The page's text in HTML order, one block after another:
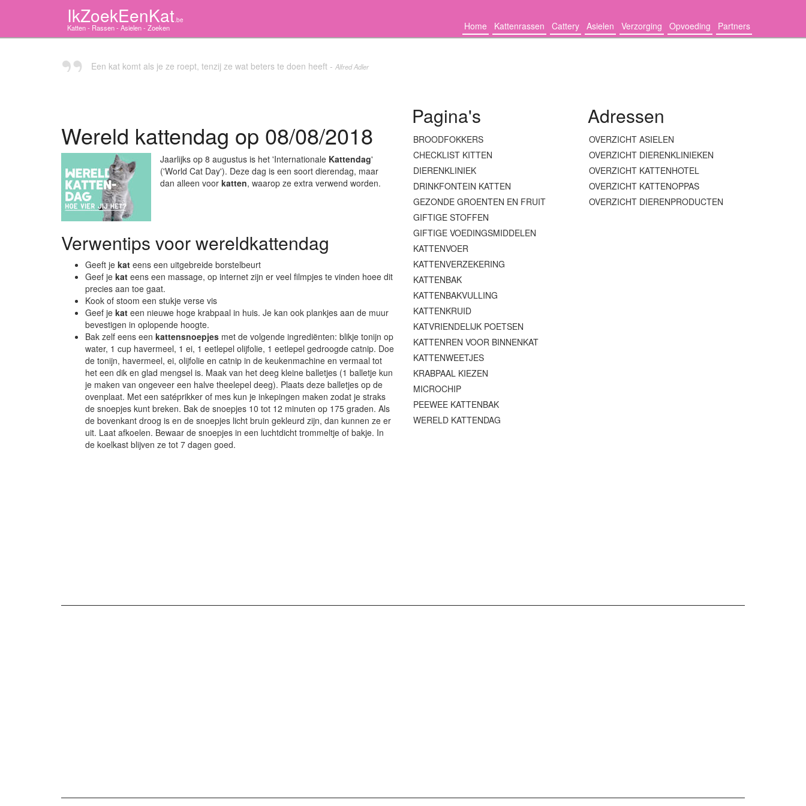
IkZoekEenKat.be
Katten - Rassen - Asielen - Zoeken Home Kattenrassen Cattery Asielen Verzorging Opvoeding Partners
Een kat komt als je ze roept, tenzij ze wat beters te doen heeft - Alfred Adler
Wereld kattendag op 08/08/2018
Jaarlijks op 8 augustus is het 'Internationale Kattendag'
('World Cat Day'). Deze dag is een soort dierendag, maar
dan alleen voor katten, waarop ze extra verwend worden.
Verwentips voor wereldkattendag
Geeft je kat eens een uitgebreide borstelbeurt
Geef je kat eens een massage, op internet zijn er veel filmpjes te vinden hoee dit
precies aan toe gaat.
Kook of stoom een stukje verse vis
Geef je kat een nieuwe hoge krabpaal in huis. Je kan ook plankjes aan de muur
bevestigen in oplopende hoogte.
Bak zelf eens een kattensnoepjes met de volgende ingrediënten: blikje tonijn op
water, 1 cup havermeel, 1 ei, 1 eetlepel olijfolie, 1 eetlepel gedroogde catnip. Doe
de tonijn, havermeel, ei, olijfolie en catnip in de keukenmachine en vermaal tot
het een dik en glad mengsel is. Maak van het deeg kleine balletjes (1 balletje kun
je maken van ongeveer een halve theelepel deeg). Plaats deze balletjes op de
ovenplaat. Met een satéprikker of mes kun je inkepingen maken zodat je straks
de snoepjes kunt breken. Bak de snoepjes 10 tot 12 minuten op 175 graden. Als
de bovenkant droog is en de snoepjes licht bruin gekleurd zijn, dan kunnen ze er
uit. Laat afkoelen. Bewaar de snoepjes in een luchtdicht trommeltje of bakje. In
de koelkast blijven ze tot 7 dagen goed.
Pagina's
BROODFOKKERS
CHECKLIST KITTEN
DIERENKLINIEK
DRINKFONTEIN KATTEN
GEZONDE GROENTEN EN FRUIT
GIFTIGE STOFFEN
GIFTIGE VOEDINGSMIDDELEN
KATTENVOER
KATTENVERZEKERING
KATTENBAK
KATTENBAKVULLING
KATTENKRUID
KATVRIENDELIJK POETSEN
KATTENREN VOOR BINNENKAT
KATTENWEETJES
KRABPAAL KIEZEN
MICROCHIP
PEEWEE KATTENBAK
WERELD KATTENDAG
Adressen
OVERZICHT ASIELEN
OVERZICHT DIERENKLINIEKEN
OVERZICHT KATTENHOTEL
OVERZICHT KATTENOPPAS
OVERZICHT DIERENPRODUCTEN